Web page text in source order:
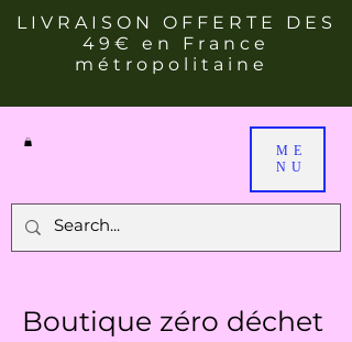
LIVRAISON OFFERTE DES
49€ en France
métropolitaine
ME
NU
Boutique zéro déchet